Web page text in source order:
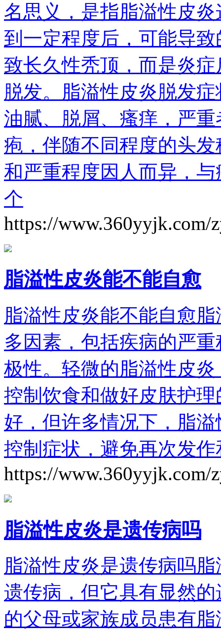
名思义，是指脂溢性皮
到一定程度后，可能导
致长久性秃顶，而是炎
脱发。脂溢性皮炎脱发
油腻、脱屑、瘙痒，严
疱，伴随不同程度的头
和严重程度因人而异，
个
https://www.360yyjk.com/
脂溢性皮炎能不能自愈
脂溢性皮炎能不能自愈
多因素，包括疾病的严
极性。轻微的脂溢性皮
控制饮食和做好皮肤护
好，但许多情况下，脂
控制症状，避免再次发
https://www.360yyjk.com/
脂溢性皮炎是遗传病吗
脂溢性皮炎是遗传病吗
遗传病，但它具有显然
的父母或家族成员患有